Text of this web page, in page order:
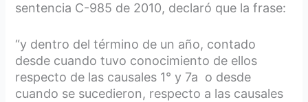
sentencia C-985 de 2010, declaró que la frase:
“y dentro del término de un año, contado
desde cuando tuvo conocimiento de ellos
respecto de las causales 1° y 7a o desde
cuando se sucedieron, respecto a las causales